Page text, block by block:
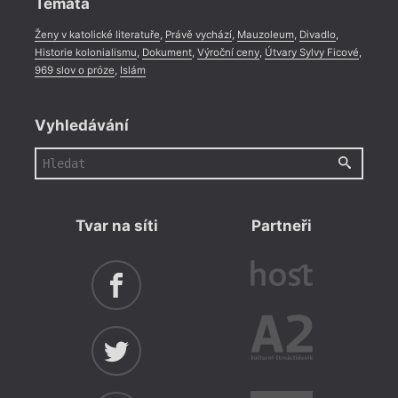
Témata
Ženy v katolické literatuře, Právě vychází, Mauzoleum, Divadlo,
Historie kolonialismu, Dokument, Výroční ceny, Útvary Sylvy Ficové,
969 slov o próze, Islám
Vyhledávání
Tvar na síti Partneři